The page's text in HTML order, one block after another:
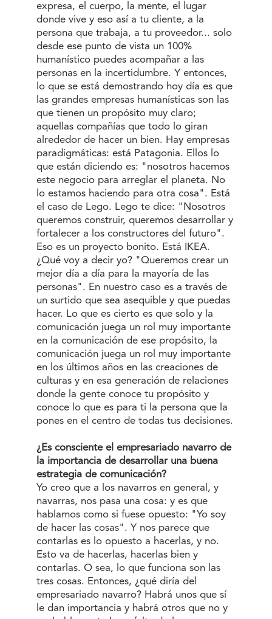
expresa, el cuerpo, la mente, el lugar
donde vive y eso así a tu cliente, a la
persona que trabaja, a tu proveedor... solo
desde ese punto de vista un 100%
humanístico puedes acompañar a las
personas en la incertidumbre. Y entonces,
lo que se está demostrando hoy día es que
las grandes empresas humanísticas son las
que tienen un propósito muy claro;
aquellas compañías que todo lo giran
alrededor de hacer un bien. Hay empresas
paradigmáticas: está Patagonia. Ellos lo
que están diciendo es: "nosotros hacemos
este negocio para arreglar el planeta. No
lo estamos haciendo para otra cosa". Está
el caso de Lego. Lego te dice: "Nosotros
queremos construir, queremos desarrollar y
fortalecer a los constructores del futuro".
Eso es un proyecto bonito. Está IKEA.
¿Qué voy a decir yo? "Queremos crear un
mejor día a día para la mayoría de las
personas". En nuestro caso es a través de
un surtido que sea asequible y que puedas
hacer. Lo que es cierto es que solo y la
comunicación juega un rol muy importante
en la comunicación de ese propósito, la
comunicación juega un rol muy importante
en los últimos años en las creaciones de
culturas y en esa generación de relaciones
donde la gente conoce tu propósito y
conoce lo que es para ti la persona que la
pones en el centro de todas tus decisiones.
¿Es consciente el empresariado navarro de
la importancia de desarrollar una buena
estrategia de comunicación?
Yo creo que a los navarros en general, y
navarras, nos pasa una cosa: y es que
hablamos como si fuese opuesto: "Yo soy
de hacer las cosas". Y nos parece que
contarlas es lo opuesto a hacerlas, y no.
Esto va de hacerlas, hacerlas bien y
contarlas. O sea, lo que funciona son las
tres cosas. Entonces, ¿qué diría del
empresariado navarro? Habrá unos que sí
le dan importancia y habrá otros que no y